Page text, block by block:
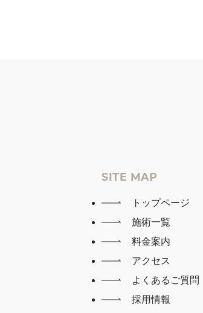
SITE MAP
トップページ
施術一覧
料金案内
アクセス
よくあるご質問
採用情報